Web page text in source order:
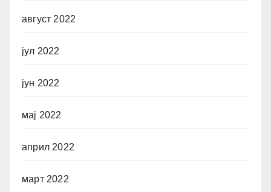
август 2022
јул 2022
јун 2022
мај 2022
април 2022
март 2022